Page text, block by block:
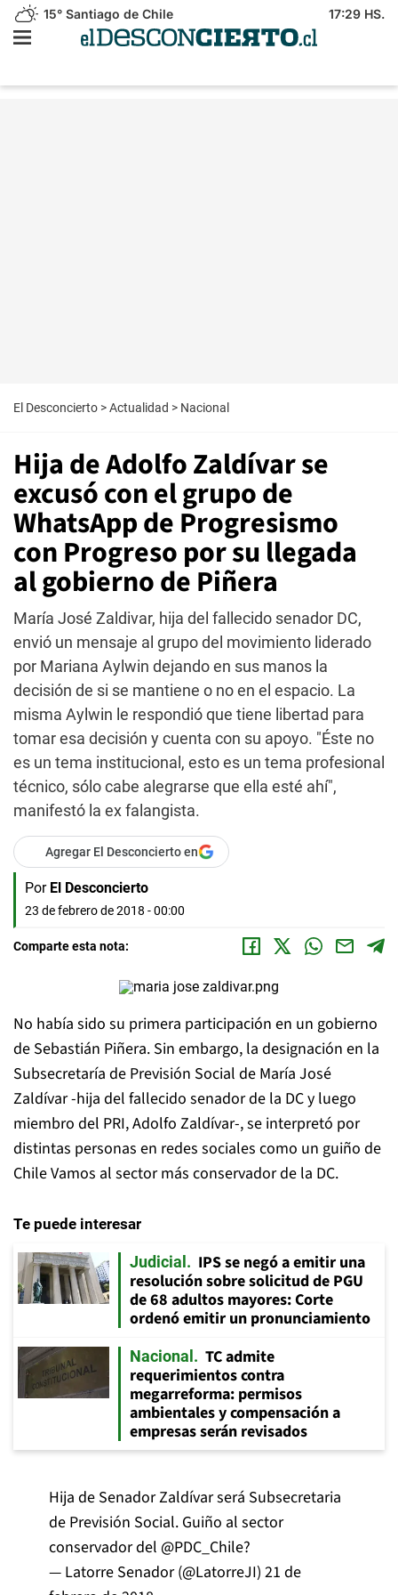
15° Santiago de Chile 17:29 HS.
El Desconcierto >Actualidad > Nacional
Hija de Adolfo Zaldívar se
excusó con el grupo de
WhatsApp de Progresismo
con Progreso por su llegada
al gobierno de Piñera
María José Zaldivar, hija del fallecido senador DC,
envió un mensaje al grupo del movimiento liderado
por Mariana Aylwin dejando en sus manos la
decisión de si se mantiene o no en el espacio. La
misma Aylwin le respondió que tiene libertad para
tomar esa decisión y cuenta con su apoyo. "Éste no
es un tema institucional, esto es un tema profesional
técnico, sólo cabe alegrarse que ella esté ahí",
manifestó la ex falangista.
Agregar El Desconcierto en
Por El Desconcierto
23 de febrero de 2018 - 00:00
Comparte esta nota:
No había sido su primera participación en un gobierno
de Sebastián Piñera. Sin embargo, la designación en la
Subsecretaría de Previsión Social de María José
Zaldívar -hija del fallecido senador de la DC y luego
miembro del PRI, Adolfo Zaldívar-, se interpretó por
distintas personas en redes sociales como un guiño de
Chile Vamos al sector más conservador de la DC.
Te puede interesar
Judicial
IPS se negó a emitir una
resolución sobre solicitud de PGU
de 68 adultos mayores: Corte
ordenó emitir un pronunciamiento
Nacional
TC admite
requerimientos contra
megarreforma: permisos
ambientales y compensación a
empresas serán revisados
Hija de Senador Zaldívar será Subsecretaria
de Previsión Social. Guiño al sector
conservador del @PDC_Chile?
— Latorre Senador (@LatorreJI) 21 de